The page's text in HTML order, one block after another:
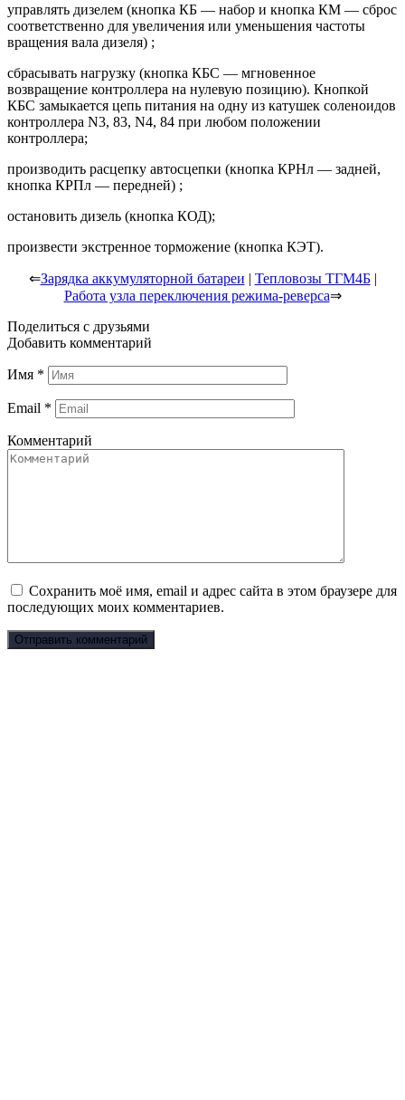
управлять дизелем (кнопка КБ — набор и кнопка КМ — сброс
соответственно для увеличения или уменьшения частоты
вращения вала дизеля) ;
сбрасывать нагрузку (кнопка КБС — мгновенное
возвращение контроллера на нулевую позицию). Кнопкой
КБС замыкается цепь питания на одну из катушек соленоидов
контроллера N3, 83, N4, 84 при любом положении
контроллера;
производить расцепку автосцепки (кнопка КРНл — задней,
кнопка КРПл — передней) ;
остановить дизель (кнопка КОД);
произвести экстренное торможение (кнопка КЭТ).
⇐Зарядка аккумуляторной батареи | Тепловозы ТГМ4Б|
Работа узла переключения режима-реверса⇒
Поделиться с друзьями
Добавить комментарий
Имя *
Email *
Комментарий
Сохранить моё имя, email и адрес сайта в этом браузере для
последующих моих комментариев.